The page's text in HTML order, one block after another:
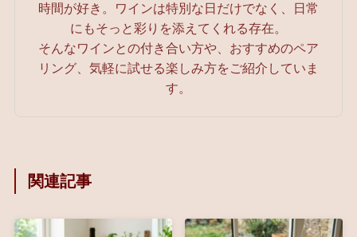
時間が好き。ワインは特別な日だけでなく、日常
にもそっと彩りを添えてくれる存在。
そんなワインとの付き合い方や、おすすめのペア
リング、気軽に試せる楽しみ方をご紹介していま
す。
関連記事